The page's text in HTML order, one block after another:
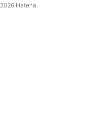
2026 Hatena.